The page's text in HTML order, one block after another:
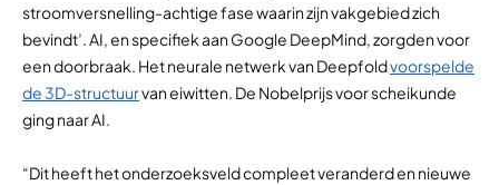
stroomversnelling-achtige fase waarin zijn vakgebied zich
bevindt’. AI, en specifiek aan Google DeepMind, zorgden voor
een doorbraak. Het neurale netwerk van Deepfoldvoorspelde
de 3D-structuurvan eiwitten. De Nobelprijs voor scheikunde
ging naar AI.
“Dit heeft het onderzoeksveld compleet veranderd en nieuwe